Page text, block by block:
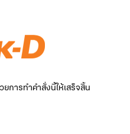
การทำคำสั่งนี้ให้เสร็จสิ้น